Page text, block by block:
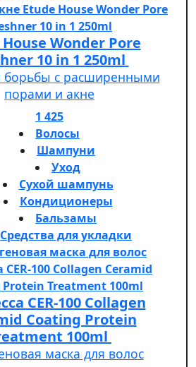
Wonder Pore
10 in 1 250ml
борьбы с расширенными
порами и акне
1 425
Волосы
Шампуни
Уход
Сухой шампунь
Кондиционеры
Бальзамы
Средства для укладки
CER-100 Collagen
Coating Protein
100ml
маска для волос